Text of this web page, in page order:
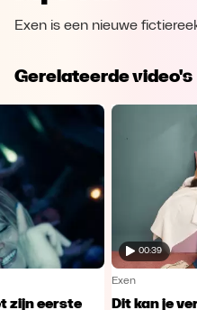
Exen is een nieuwe
Gerelateerde video's
zijn eerste
00:39
Exen
Dit kan je